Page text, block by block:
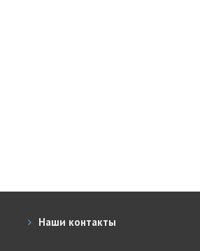
Наши контакты